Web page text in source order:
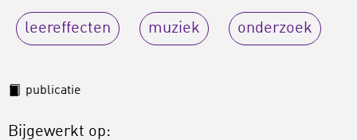
leereffecten muziek onderzoek
publicatie
Bijgewerkt op: